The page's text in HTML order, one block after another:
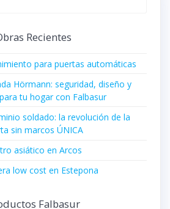
Recientes
para puertas automáticas
Hörmann: seguridad, diseño y
tu hogar con Falbasur
soldado: la revolución de la
sin marcos ÚNICA
asiático en Arcos
low cost en Estepona
Falbasur